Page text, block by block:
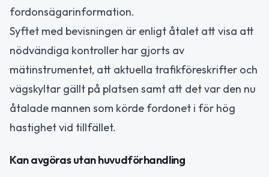
fordonsägarinformation.
Syftet med bevisningen är enligt åtalet att visa att
nödvändiga kontroller har gjorts av
mätinstrumentet, att aktuella trafikföreskrifter och
vägskyltar gällt på platsen samt att det var den nu
åtalade mannen som körde fordonet i för hög
hastighet vid tillfället.
Kan avgöras utan huvudförhandling